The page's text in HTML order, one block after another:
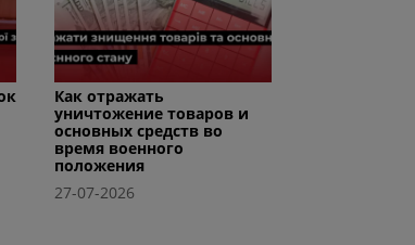
Как отражать
уничтожение товаров и
основных средств во
время военного
положения
27-07-2026